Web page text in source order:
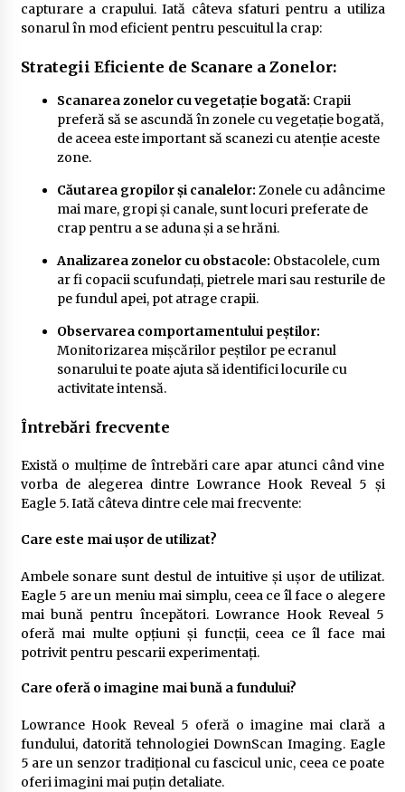
capturare a crapului. Iată câteva sfaturi pentru a utiliza
sonarul în mod eficient pentru pescuitul la crap:
Strategii Eficiente de Scanare a Zonelor:
Scanarea zonelor cu vegetație bogată: Crapii
preferă să se ascundă în zonele cu vegetație bogată,
de aceea este important să scanezi cu atenție aceste
zone.
Căutarea gropilor și canalelor: Zonele cu adâncime
mai mare, gropi și canale, sunt locuri preferate de
crap pentru a se aduna și a se hrăni.
Analizarea zonelor cu obstacole: Obstacolele, cum
ar fi copacii scufundați, pietrele mari sau resturile de
pe fundul apei, pot atrage crapii.
Observarea comportamentului peștilor:
Monitorizarea mișcărilor peștilor pe ecranul
sonarului te poate ajuta să identifici locurile cu
activitate intensă.
Întrebări frecvente
Există o mulțime de întrebări care apar atunci când vine
vorba de alegerea dintre Lowrance Hook Reveal 5 și
Eagle 5. Iată câteva dintre cele mai frecvente:
Care este mai ușor de utilizat?
Ambele sonare sunt destul de intuitive și ușor de utilizat.
Eagle 5 are un meniu mai simplu, ceea ce îl face o alegere
mai bună pentru începători. Lowrance Hook Reveal 5
oferă mai multe opțiuni și funcții, ceea ce îl face mai
potrivit pentru pescarii experimentați.
Care oferă o imagine mai bună a fundului?
Lowrance Hook Reveal 5 oferă o imagine mai clară a
fundului, datorită tehnologiei DownScan Imaging. Eagle
5 are un senzor tradițional cu fascicul unic, ceea ce poate
oferi imagini mai puțin detaliate.